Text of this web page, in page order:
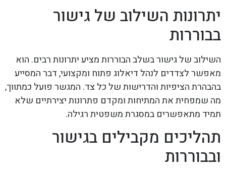
יתרונות השילוב של גישור
בבוררות
השילוב של גישור בשלב הבוררות מציע יתרונות רבים. הוא
מאפשר לצדדים לנהל דיאלוג פתוח ומקצועי, דבר המסייע
בהבהרת הציפיות והדרישות של כל צד. המגשר פועל כמתווך,
מה שמפחית את המתיחות ומקדם פתרונות יצירתיים שלא
תמיד מתאפשרים במסגרת משפטית רגילה.
תהליכים מקבילים בגישור
ובבוררות